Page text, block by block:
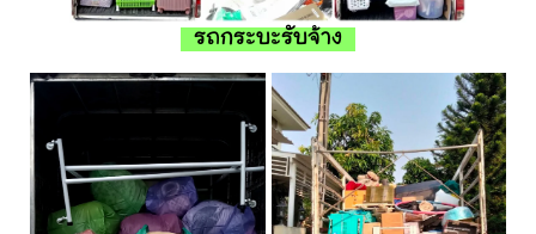
รถกระบะรับจ้าง